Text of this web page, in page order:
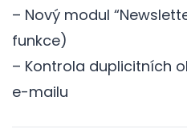
– Nový modul
funkce)
– Kontrola duplicitních
e-mailu